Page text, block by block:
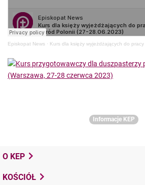
Episkopat News · Kurs dla księży wyjeżdżających do pracy
Informacje KEP
O KEP
KOŚCIÓŁ